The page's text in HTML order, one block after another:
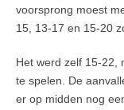
voorsprong moest
15, 13-17 en 15-20
Het werd zelf 15-22,
te spelen. De
er op midden nog